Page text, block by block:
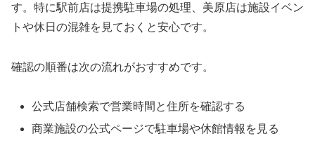
す。特に駅前店は提携駐車場の処理、美原店は施設イベン
トや休日の混雑を見ておくと安心です。
確認の順番は次の流れがおすすめです。
公式店舗検索で営業時間と住所を確認する
商業施設の公式ページで駐車場や休館情報を見る